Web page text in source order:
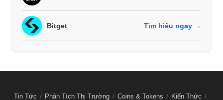
Bitget Tìm hiểu ngay →
Tin Tức Phân Tích Thị Trường Coins & Tokens Kiến Thức